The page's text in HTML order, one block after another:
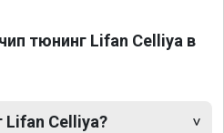
тюнинг Lifan Celliya в
Lifan Celliya?